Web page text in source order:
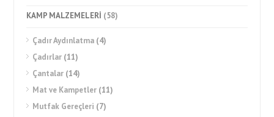
KAMP MALZEMELERİ (58)
Çadır Aydınlatma (4)
Çadırlar (11)
Çantalar (14)
Mat ve Kampetler (11)
Mutfak Gereçleri (7)